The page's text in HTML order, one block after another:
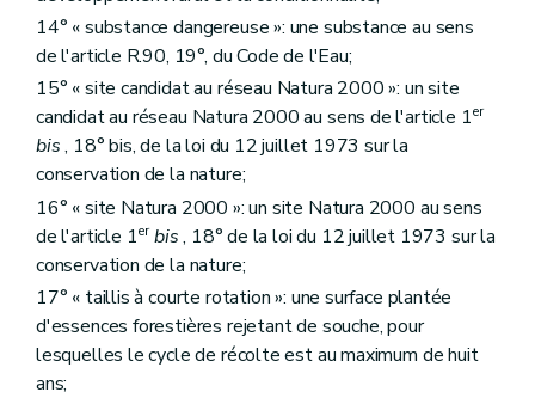
14° « substance dangereuse »: une substance au sens
de l'article R.90, 19°, du Code de l'Eau;
15° « site candidat au réseau Natura 2000 »: un site
candidat au réseau Natura 2000 au sens de l'article 1er
bis, 18° bis, de la loi du 12 juillet 1973 sur la
conservation de la nature;
16° « site Natura 2000 »: un site Natura 2000 au sens
de l'article 1er bis, 18° de la loi du 12 juillet 1973 sur la
conservation de la nature;
17° « taillis à courte rotation »: une surface plantée
d'essences forestières rejetant de souche, pour
lesquelles le cycle de récolte est au maximum de huit
ans;